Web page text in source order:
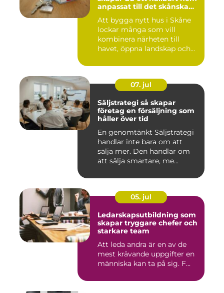
anpassat till det skånska
Att bygga nytt hus i Skåne
lockar många som vill
kombinera närheten till
havet, öppna landskap och
07. jul
Säljstrategi så skapar
företag en försäljning som
håller över tid
En genomtänkt Säljstrategi
handlar inte bara om att
sälja mer. Den handlar om
att sälja smartare, me...
05. jul
Ledarskapsutbildning som
skapar tryggare chefer och
starkare team
Att leda andra är en av de
mest krävande uppgifter en
människa kan ta på sig. F...